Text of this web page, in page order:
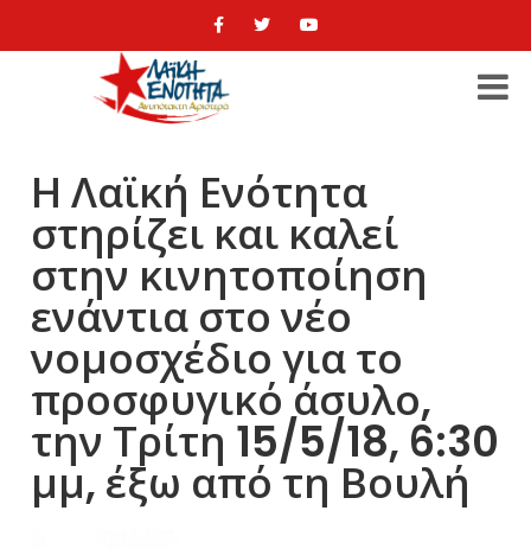
Η Λαϊκή Ενότητα
στηρίζει και καλεί
στην κινητοποίηση
ενάντια στο νέο
νομοσχέδιο για το
προσφυγικό άσυλο,
την Τρίτη 15/5/18, 6:30
μμ, έξω από τη Βουλή